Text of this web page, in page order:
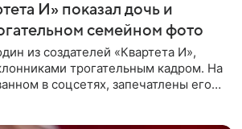
И» показал дочь и
семейном фото
из создателей «Квартета И»,
трогательным кадром. На
в соцсетях, запечатлены его